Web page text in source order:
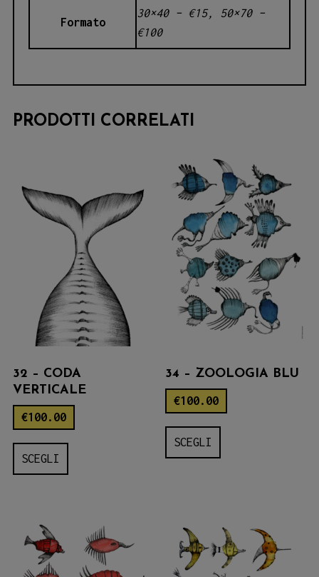
Formato
30×40 – €15, 50×70 –
€100
PRODOTTI CORRELATI
32 – CODA
VERTICALE
€100.00
SCEGLI
Questo
varianti.
34 – ZOOLOGIA BLU
€100.00
SCEGLI
Questo
Le
opzioni